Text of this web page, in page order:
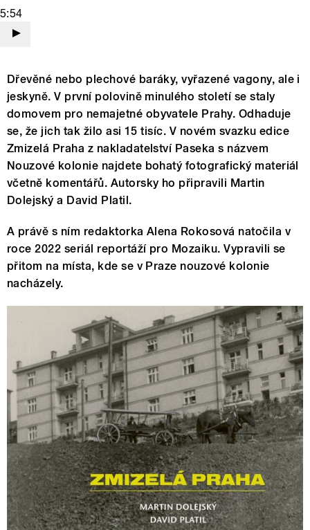
5:54
Dřevěné nebo plechové baráky, vyřazené vagony, ale i
jeskyně. V první polovině minulého století se staly
domovem pro nemajetné obyvatele Prahy. Odhaduje
se, že jich tak žilo asi 15 tisíc. V novém svazku edice
Zmizelá Praha z nakladatelství Paseka s názvem
Nouzové kolonie najdete bohatý fotografický materiál
včetně komentářů. Autorsky ho připravili Martin
Dolejský a David Platil.
A právě s ním redaktorka Alena Rokosová natočila v
roce 2022 seriál reportáží pro Mozaiku. Vypravili se
přitom na místa, kde se v Praze nouzové kolonie
nacházely.